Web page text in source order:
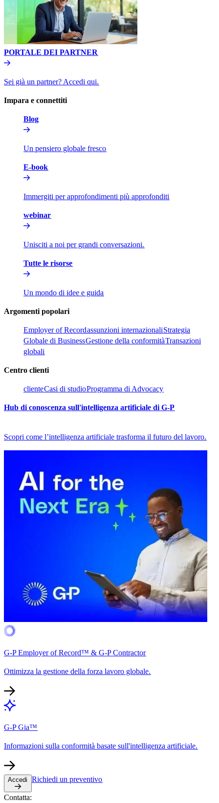
PORTALE DEI PARTNER​​
Sei già un partner? Accedi qui.​​
Impara e connettiti​​
Blog​​
Un pensiero globale fresco​​
E-book​​
Immergiti per approfondimenti più approfonditi​​
webinar​​
Unisciti a noi per grandi conversazioni.​​
Tutte le risorse​​
Un mondo di idee e guida​​
Argomenti popolari​​
Employer of Record​​assunzioni internazionali​​Strategia
Globale di Business​​Gestione della conformità​​Transazioni
globali​​
Centro clienti​​
cliente​​Casi di studio​​Programma di Advocacy​​
Hub di conoscenza sull'intelligenza artificiale di G-P​​
Scopri come l’intelligenza artificiale trasforma il futuro del lavoro.​​
G-P Employer of Record™ & G-P Contractor​​
Ottimizza la gestione della forza lavoro globale.​​
G-P Gia™​​
Informazioni sulla conformità basate sull'intelligenza artificiale.​​
Accedi​​ Richiedi un preventivo​​
Contatta:​​